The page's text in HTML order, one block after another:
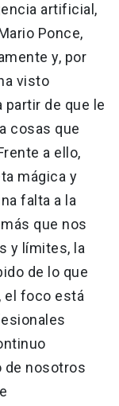
artificial,
Ponce,
y, por
visto
de que le
cosas que
a ello,
mágica y
falta a la
que nos
y límites, la
de lo que
el foco está
de nosotros